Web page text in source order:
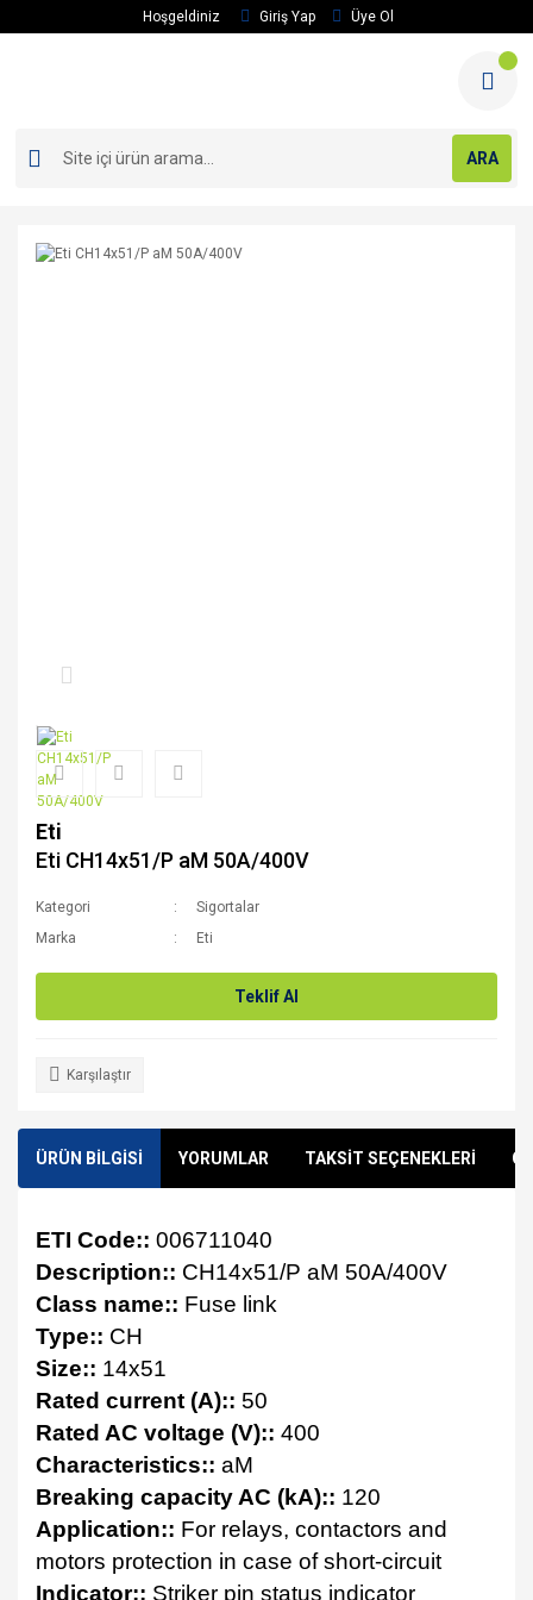
Hoşgeldiniz Giriş Yap Üye Ol
ARA
Eti
Eti CH14x51/P aM 50A/400V
Kategori
Sigortalar
Marka
Eti
Teklif Al
Karşılaştır
ÜRÜN BİLGİSİ YORUMLAR TAKSİT SEÇENEKLERİ
ETI Code:: 006711040
Description:: CH14x51/P aM 50A/400V
Class name:: Fuse link
Type:: CH
Size:: 14x51
Rated current (A):: 50
Rated AC voltage (V):: 400
Characteristics:: aM
Breaking capacity AC (kA):: 120
Application:: For relays, contactors and
motors protection in case of short-circuit
Indicator:: Striker pin status indicator